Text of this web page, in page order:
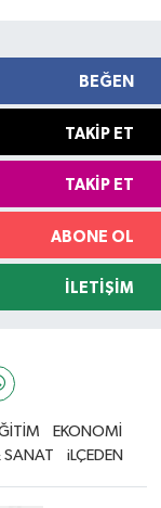
BEĞEN
TAKIP ET
TAKIP ET
ABONE OL
İLETIŞIM
EKONOMİ
SANAT iLÇEDEN